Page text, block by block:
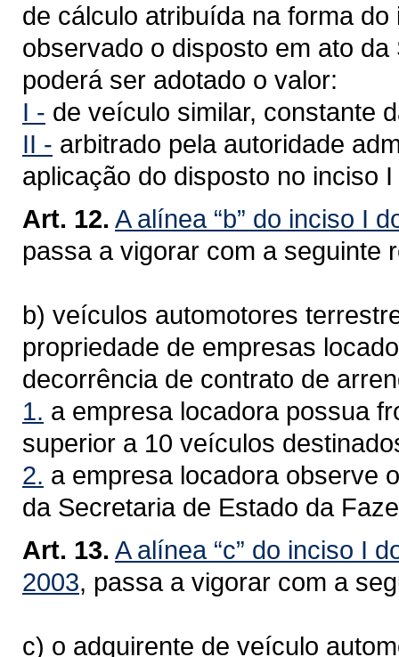
de cálculo atribuída na forma
observado o disposto em ato
poderá ser adotado o valor:
I - de veículo similar, constante
II - arbitrado pela autoridade
aplicação do disposto no inciso
Art. 12. A alínea “b” do inciso I
passa a vigorar com a seguinte
b) veículos automotores
propriedade de empresas
decorrência de contrato de
1. a empresa locadora possua
superior a 10 veículos
2. a empresa locadora observe
da Secretaria de Estado da
Art. 13. A alínea “c” do inciso I
2003, passa a vigorar com a
c) o adquirente de veículo